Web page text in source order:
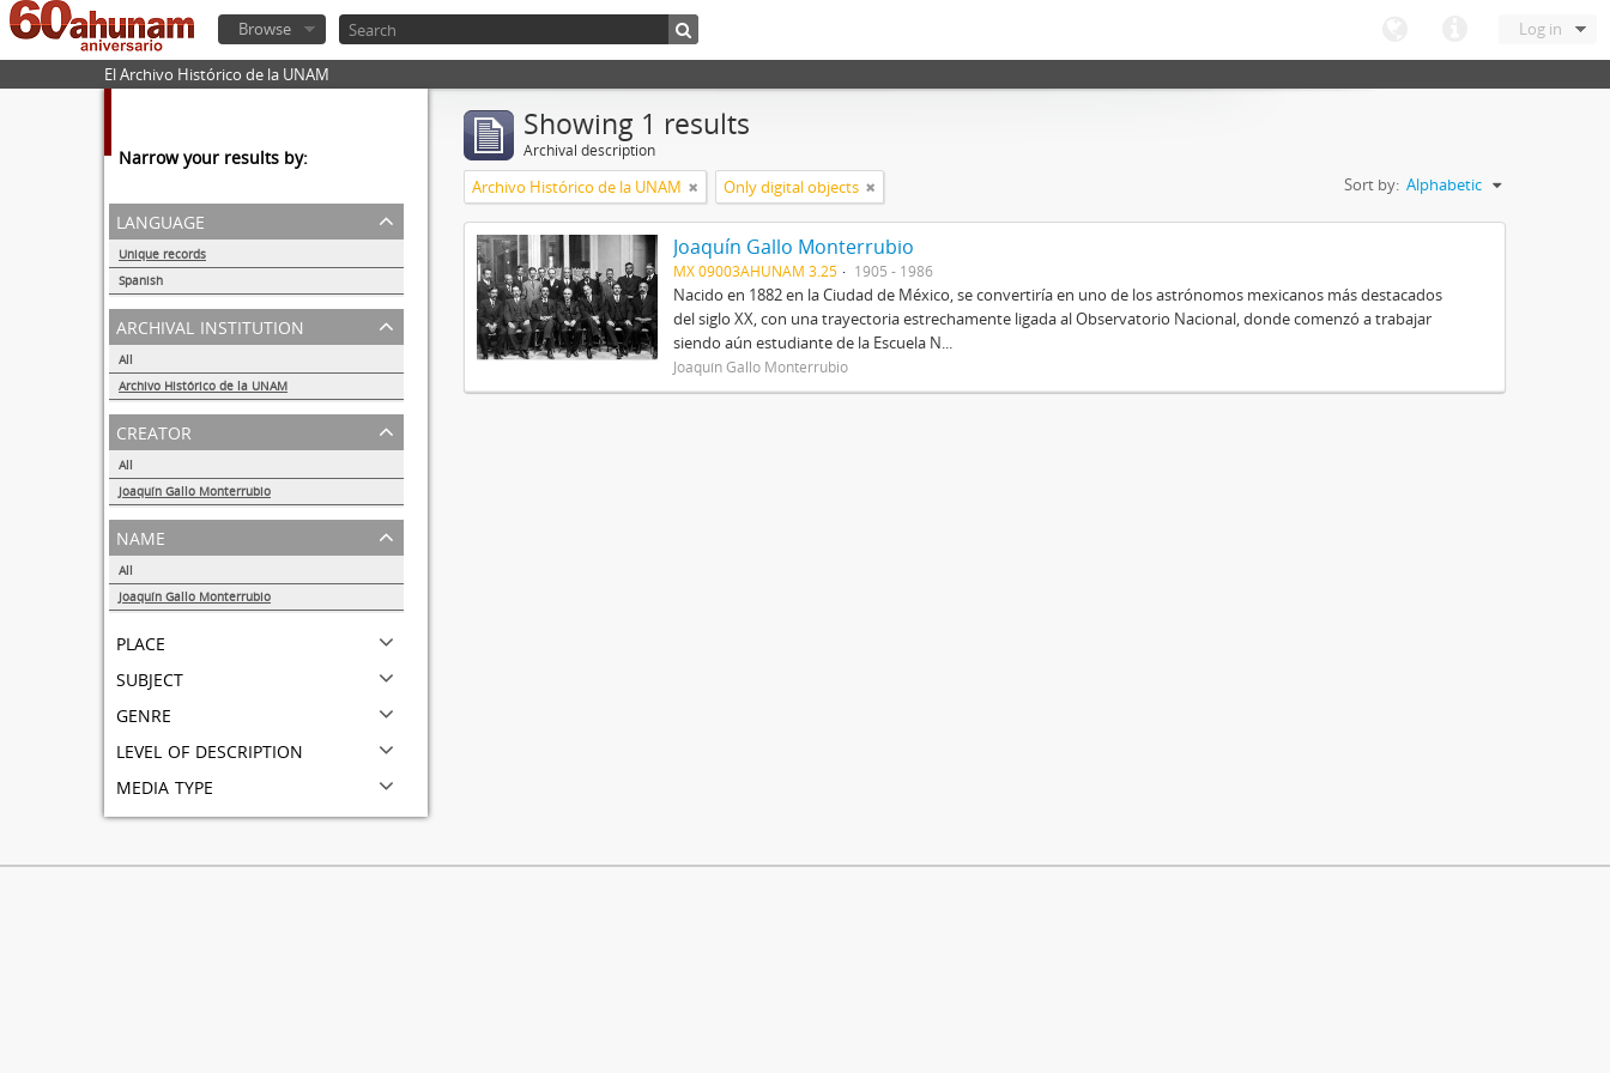
Log in
Browse
El Archivo Histórico de la UNAM
Narrow your results by:
language
Unique records
Spanish
1
archival institution
All
Archivo Histórico de la UNAM
1
creator
All
Joaquín Gallo Monterrubio
1
name
All
Joaquín Gallo Monterrubio
place
subject
genre
level of description
media type
Showing 1 results
Archival description
Archivo Histórico de la UNAM Only digital objects Sort by: Alphabetic
Joaquín Gallo Monterrubio
MX 09003AHUNAM 3.25 1905 - 1986
Nacido en 1882 en la Ciudad de México, se convertiría en uno de los astrónomos mexicanos más destacados
del siglo XX, con una trayectoria estrechamente ligada al Observatorio Nacional, donde comenzó a trabajar
siendo aún estudiante de la Escuela N...
Joaquín Gallo Monterrubio